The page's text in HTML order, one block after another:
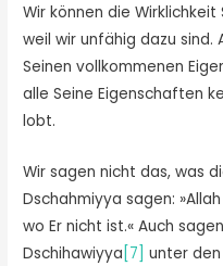
Wir können die
weil wir unfähig dazu sind.
Seinen vollkommenen
alle Seine Eigenschaften
lobt.
Wir sagen nicht das, was
Dschahmiyya sagen:
wo Er nicht ist.« Auch
Dschihawiyya [7] unter